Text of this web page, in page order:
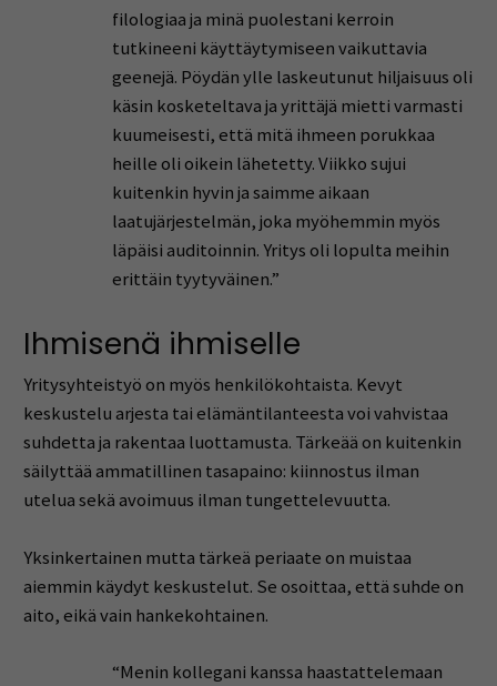
filologiaa ja minä puolestani kerroin
tutkineeni käyttäytymiseen vaikuttavia
geenejä. Pöydän ylle laskeutunut hiljaisuus oli
käsin kosketeltava ja yrittäjä mietti varmasti
kuumeisesti, että mitä ihmeen porukkaa
heille oli oikein lähetetty. Viikko sujui
kuitenkin hyvin ja saimme aikaan
laatujärjestelmän, joka myöhemmin myös
läpäisi auditoinnin. Yritys oli lopulta meihin
erittäin tyytyväinen.”
Ihmisenä ihmiselle
Yritysyhteistyö on myös henkilökohtaista. Kevyt
keskustelu arjesta tai elämäntilanteesta voi vahvistaa
suhdetta ja rakentaa luottamusta. Tärkeää on kuitenkin
säilyttää ammatillinen tasapaino: kiinnostus ilman
utelua sekä avoimuus ilman tungettelevuutta.
Yksinkertainen mutta tärkeä periaate on muistaa
aiemmin käydyt keskustelut. Se osoittaa, että suhde on
aito, eikä vain hankekohtainen.
“Menin kollegani kanssa haastattelemaan